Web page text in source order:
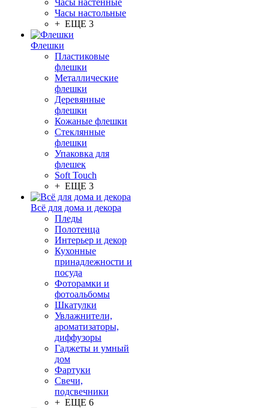
Часы настенные
Часы настольные
+ ЕЩЕ 3
Флешки
Пластиковые
флешки
Металлические
флешки
Деревянные
флешки
Кожаные флешки
Стеклянные
флешки
Упаковка для
флешек
Soft Touch
+ ЕЩЕ 3
Всё для дома и декора
Пледы
Полотенца
Интерьер и декор
Кухонные
принадлежности и
посуда
Фоторамки и
фотоальбомы
Шкатулки
Увлажнители,
ароматизаторы,
диффузоры
Гаджеты и умный
дом
Фартуки
Свечи,
подсвечники
+ ЕЩЕ 6